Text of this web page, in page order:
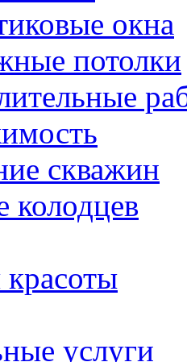
окна
потолки
скважин
колодцев
услуги